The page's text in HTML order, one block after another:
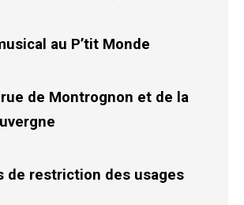
au P’tit Monde
rue de Montrognon et de la
de restriction des usages